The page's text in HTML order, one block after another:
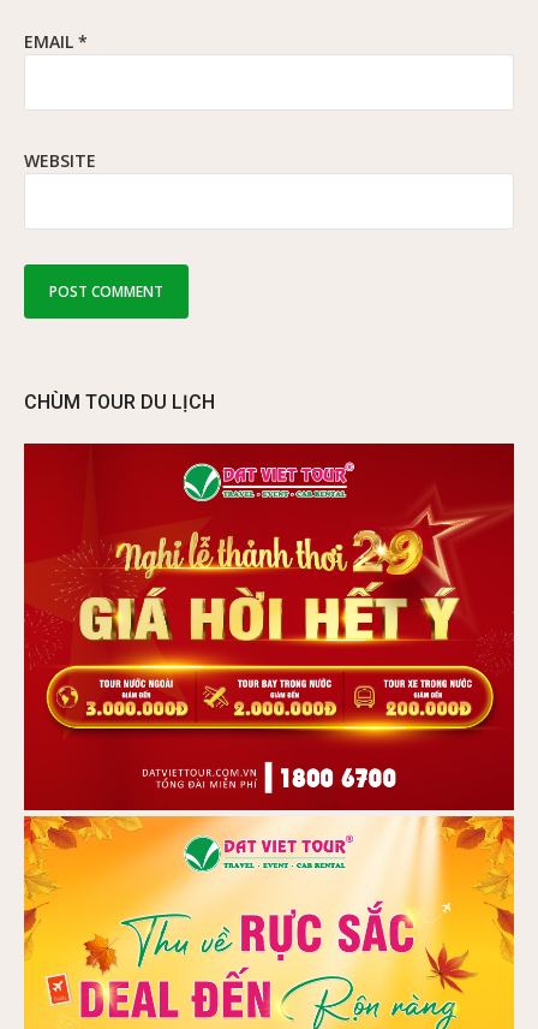
EMAIL *
WEBSITE
CHÙM TOUR DU LỊCH